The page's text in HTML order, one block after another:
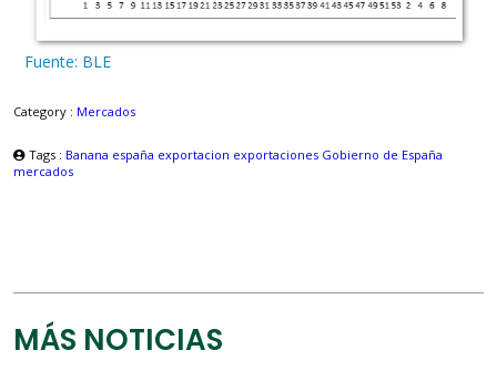
Fuente: BLE
Category : Mercados
Tags : Banana españa exportacion exportaciones Gobierno de España
mercados
MÁS NOTICIAS